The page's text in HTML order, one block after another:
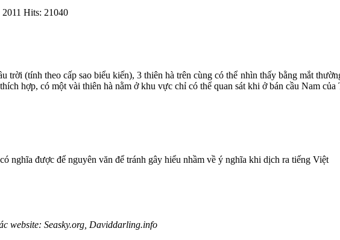
Hits: 21040
trời (tính theo cấp sao biểu kiến), 3 thiên hà trên cùng có thể nhìn thấy bằng mắt
hợp, có một vài thiên hà nằm ở khu vực chỉ có thể quan sát khi ở bán cầu Nam
nghĩa được để nguyên văn để tránh gây hiểu nhầm về ý nghĩa khi dịch ra tiếng Việt
website: Seasky.org, Daviddarling.info